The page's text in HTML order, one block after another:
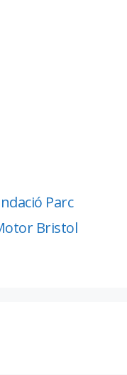
Parc
Bristol